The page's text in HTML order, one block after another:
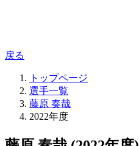
戻る
トップページ
選手一覧
藤原 奏哉
2022年度